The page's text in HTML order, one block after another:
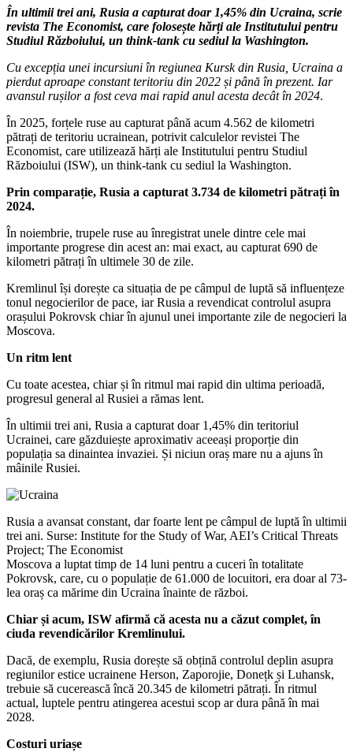
În ultimii trei ani, Rusia a capturat doar 1,45% din Ucraina, scrie
revista The Economist, care folosește hărți ale Institutului pentru
Studiul Războiului, un think-tank cu sediul la Washington.
Cu excepția unei incursiuni în regiunea Kursk din Rusia, Ucraina a
pierdut aproape constant teritoriu din 2022 și până în prezent. Iar
avansul rușilor a fost ceva mai rapid anul acesta decât în 2024.
În 2025, forțele ruse au capturat până acum 4.562 de kilometri
pătrați de teritoriu ucrainean, potrivit calculelor revistei The
Economist, care utilizează hărți ale Institutului pentru Studiul
Războiului (ISW), un think-tank cu sediul la Washington.
Prin comparație, Rusia a capturat 3.734 de kilometri pătrați în
2024.
În noiembrie, trupele ruse au înregistrat unele dintre cele mai
importante progrese din acest an: mai exact, au capturat 690 de
kilometri pătrați în ultimele 30 de zile.
Kremlinul își dorește ca situația de pe câmpul de luptă să influențeze
tonul negocierilor de pace, iar Rusia a revendicat controlul asupra
orașului Pokrovsk chiar în ajunul unei importante zile de negocieri la
Moscova.
Un ritm lent
Cu toate acestea, chiar și în ritmul mai rapid din ultima perioadă,
progresul general al Rusiei a rămas lent.
În ultimii trei ani, Rusia a capturat doar 1,45% din teritoriul
Ucrainei, care găzduiește aproximativ aceeași proporție din
populația sa dinaintea invaziei. Și niciun oraș mare nu a ajuns în
mâinile Rusiei.
Rusia a avansat constant, dar foarte lent pe câmpul de luptă în ultimii
trei ani. Surse: Institute for the Study of War, AEI’s Critical Threats
Project; The Economist
Moscova a luptat timp de 14 luni pentru a cuceri în totalitate
Pokrovsk, care, cu o populație de 61.000 de locuitori, era doar al 73-
lea oraș ca mărime din Ucraina înainte de război.
Chiar și acum, ISW afirmă că acesta nu a căzut complet, în
ciuda revendicărilor Kremlinului.
Dacă, de exemplu, Rusia dorește să obțină controlul deplin asupra
regiunilor estice ucrainene Herson, Zaporojie, Donețk și Luhansk,
trebuie să cucerească încă 20.345 de kilometri pătrați. În ritmul
actual, luptele pentru atingerea acestui scop ar dura până în mai
2028.
Costuri uriașe